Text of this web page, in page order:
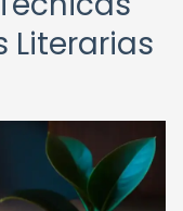
Literarias